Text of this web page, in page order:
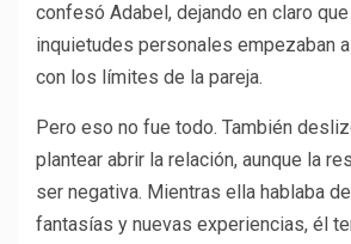
confesó Adabel, dejando en claro
inquietudes personales empezaban
con los límites de la pareja.
Pero eso no fue todo. También
plantear abrir la relación, aunque la
ser negativa. Mientras ella hablaba
fantasías y nuevas experiencias, él